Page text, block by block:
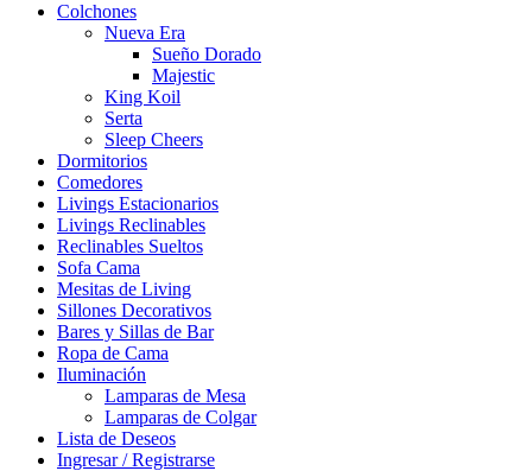
Colchones
Nueva Era
Sueño Dorado
Majestic
King Koil
Serta
Sleep Cheers
Dormitorios
Comedores
Livings Estacionarios
Livings Reclinables
Reclinables Sueltos
Sofa Cama
Mesitas de Living
Sillones Decorativos
Bares y Sillas de Bar
Ropa de Cama
Iluminación
Lamparas de Mesa
Lamparas de Colgar
Lista de Deseos
Ingresar / Registrarse